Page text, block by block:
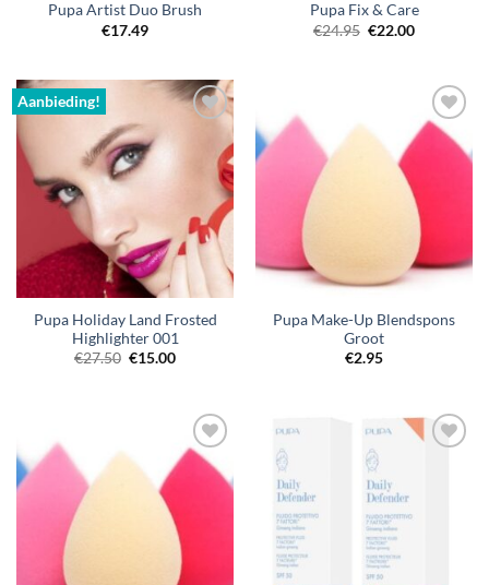
Pupa Artist Duo Brush
€17.49
Pupa Fix & Care
€24.95 Oorspronkelijke
€22.00Huidige
Aanbieding!
Pupa Holiday Land Frosted
Highlighter 001
€27.50 Oorspronkelijke
€15.00Huidige
Pupa Make-Up Blendspons
Groot
€2.95